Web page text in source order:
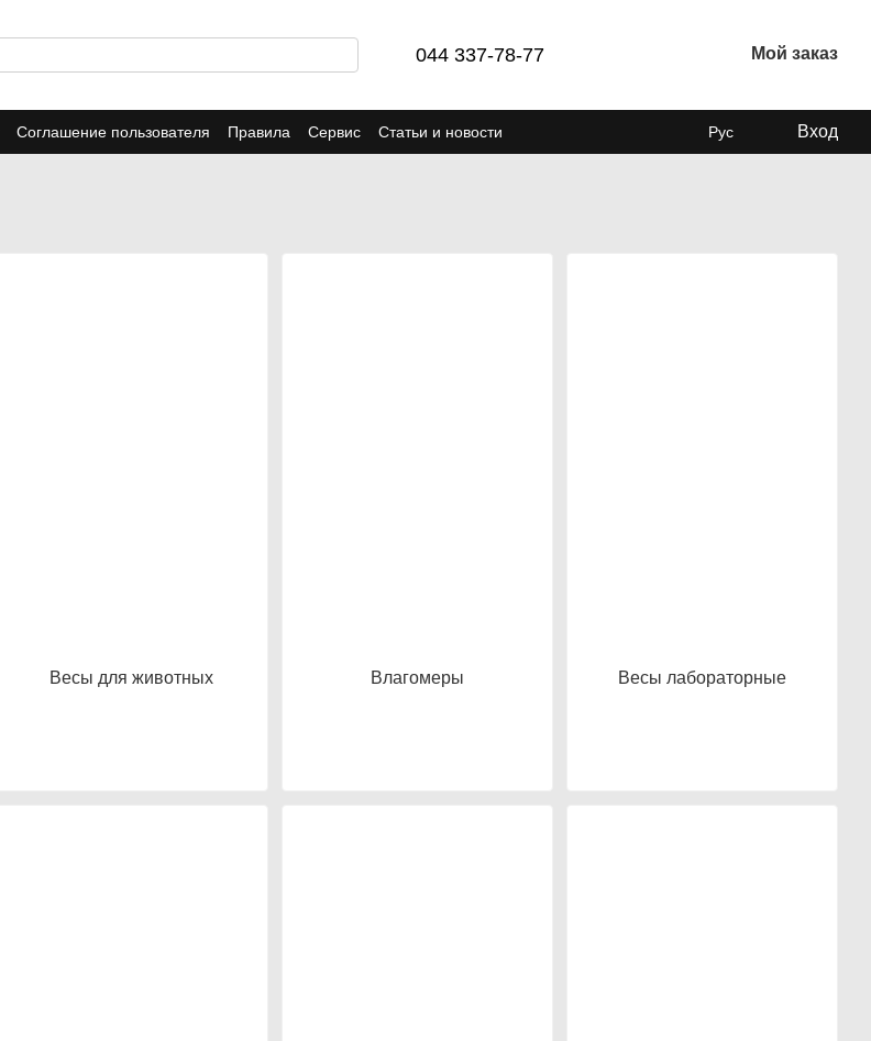
044 337-78-77 Мой заказ
Соглашение пользователя Правила Сервис
Статьи и новости
Рус Вход
Весы для животных Влагомеры Весы лабораторные